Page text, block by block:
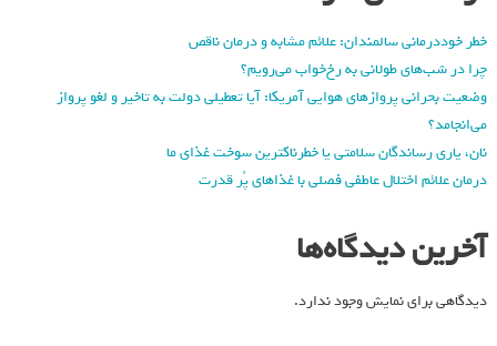
خطر خوددرمانی سالمندان: علائم مشابه و درمان ناقص
چرا در شب‌های طولانی به رخ‌خواب می‌رویم؟
وضعیت بحرانی پروازهای هوایی آمریکا: آیا تعطیلی دولت به تاخیر و لغو پرواز
می‌انجامد؟
نان، یاری رساندگان سلامتی یا خطرناکترین سوخت غذای ما
درمان علائم اختلال عاطفی فصلی با غذاهای پُر قدرت
آخرین دیدگاه‌ها
دیدگاهی برای نمایش وجود ندارد.